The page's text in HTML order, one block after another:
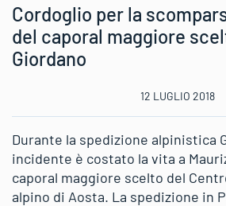
Cordoglio per la
del caporal maggiore
Giordano
12 LUGLIO 2018
Durante la spedizione alpinistica
incidente è costato la vita a
caporal maggiore scelto del
alpino di Aosta. La spedizione in